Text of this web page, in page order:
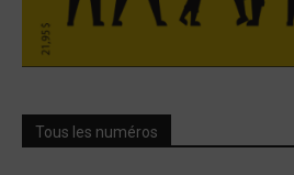
Tous les numéros